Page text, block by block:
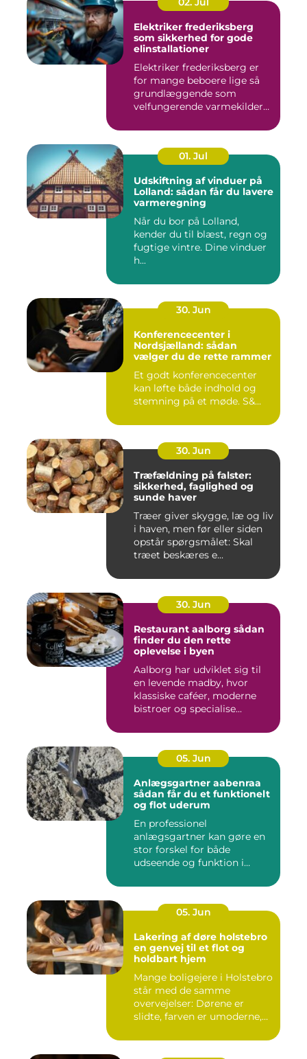
Elektriker frederiksberg
som sikkerhed for gode
elinstallationer
Elektriker frederiksberg er
for mange beboere lige så
grundlæggende som
velfungerende varmekilder
01. Jul
Udskiftning af vinduer på
Lolland: sådan får du lavere
varmeregning
Når du bor på Lolland,
kender du til blæst, regn og
fugtige vintre. Dine vinduer
h...
30. Jun
Konferencecenter i
Nordsjælland: sådan
vælger du de rette rammer
Et godt konferencecenter
kan løfte både indhold og
stemning på et møde. S&...
30. Jun
Træfældning på falster:
sikkerhed, faglighed og
sunde haver
Træer giver skygge, læ og liv
i haven, men før eller siden
opstår spørgsmålet: Skal
træet beskæres e...
30. Jun
Restaurant aalborg sådan
finder du den rette
oplevelse i byen
Aalborg har udviklet sig til
en levende madby, hvor
klassiske caféer, moderne
bistroer og specialise...
05. Jun
Anlægsgartner aabenraa
sådan får du et funktionelt
og flot uderum
En professionel
anlægsgartner kan gøre en
stor forskel for både
udseende og funktion i
05. Jun
Lakering af døre holstebro
en genvej til et flot og
holdbart hjem
Mange boligejere i Holstebro
står med de samme
overvejelser: Dørene er
slidte, farven er umoderne,